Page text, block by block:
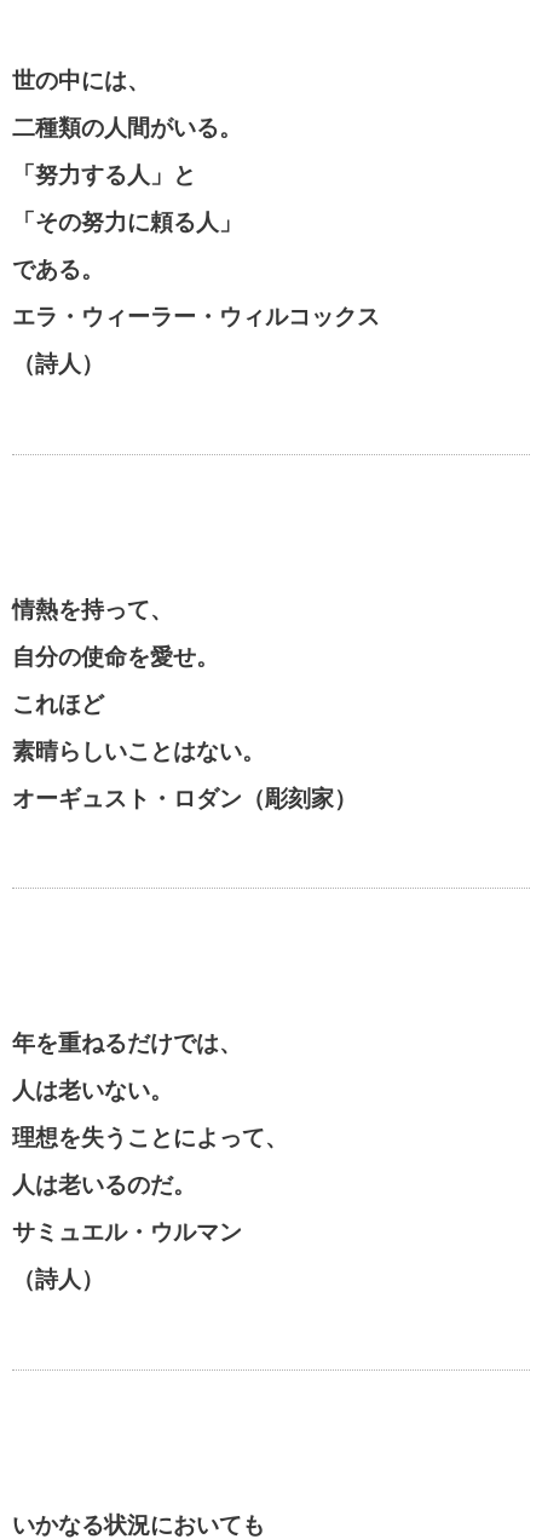
世の中には、
二種類の人間がいる。
「努力する人」と
「その努力に頼る人」
である。
エラ・ウィーラー・ウィルコックス
（詩人）
情熱を持って、
自分の使命を愛せ。
これほど
素晴らしいことはない。
オーギュスト・ロダン（彫刻家）
年を重ねるだけでは、
人は老いない。
理想を失うことによって、
人は老いるのだ。
サミュエル・ウルマン
（詩人）
いかなる状況においても